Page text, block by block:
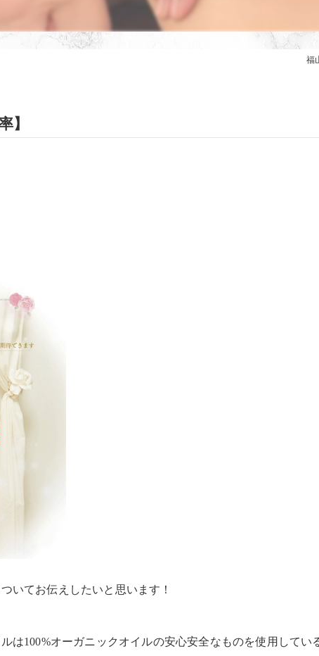
福
】
いてお伝えしたいと思います！
は100%オーガニックオイルの安心安全なものを使用してい